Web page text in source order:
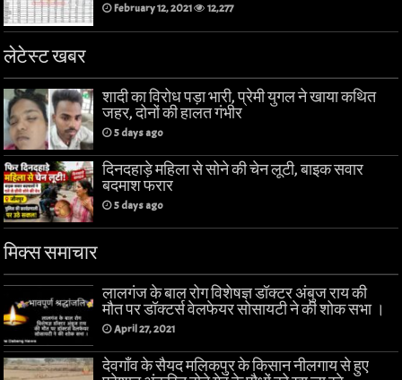
February 12, 2021 12,277
लेटेस्ट खबर
शादी का विरोध पड़ा भारी, प्रेमी युगल ने खाया कथित
जहर, दोनों की हालत गंभीर
5 days ago
दिनदहाड़े महिला से सोने की चेन लूटी, बाइक सवार
बदमाश फरार
5 days ago
मिक्स समाचार
लालगंज के बाल रोग विशेषज्ञ डॉक्टर अंबुज राय की
मौत पर डॉक्टर्स वेलफेयर सोसायटी ने की शोक सभा ।
April 27, 2021
देवगाँव के सैयद मलिकपुर के किसान नीलगाय से हुए